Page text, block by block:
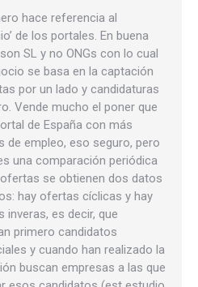
hace referencia al
de los portales. En buena
SL y no ONGs con lo cual
se basa en la captación
por un lado y candidaturas
Vende mucho el poner que
de España con más
de empleo, eso seguro, pero
una comparación periódica
se obtienen dos datos
hay ofertas cíclicas y hay
inveras, es decir, que
primero candidatos
y cuando han realizado la
buscan empresas a las que